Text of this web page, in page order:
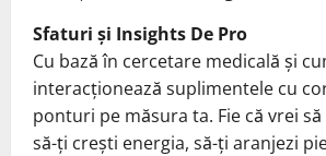
Sfaturi și Insights De Pro
Cu bază în cercetare medicală și
interacționează suplimentele cu
ponturi pe măsura ta. Fie că vrei
să-ți crești energia, să-ți aranjezi